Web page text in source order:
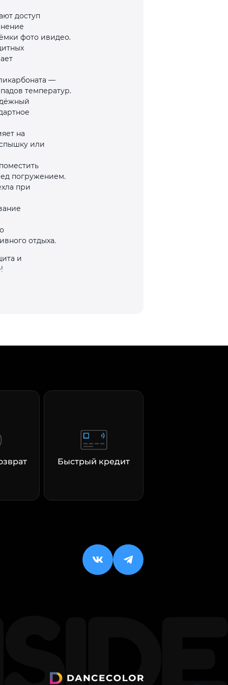
доступ
фото ивидео.
—
температур.
на
или
погружением.
при
отдыха.
и
Быстрый кредит